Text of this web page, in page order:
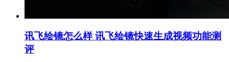
讯飞绘镜怎么样 讯飞绘镜快速生成视频功能测
评